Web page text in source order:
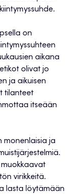
on
aikana
olivat jo
ja aikuisen
tilanteet
itseään
monenlaisia ja
virikkeitä.
lasta löytämään